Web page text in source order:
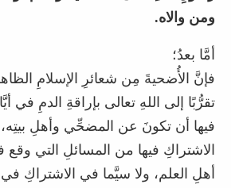
ومن والاه.
أمَّا بعدُ؛
فإنَّ الأُضحيةَ مِن شعائرِ الإسلامِ
تقرُّبًا إلى اللهِ تعالى بإراقةِ الدمِ في
فيها أن تكونَ عن المضحِّي وأهلِ
الاشتراكِ فيها من المسائلِ التي وقع
أهلِ العلم، ولا سيَّما في الاشتراكِ في